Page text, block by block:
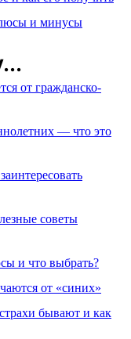
и минусы
от гражданско-
— что это
советы
и что выбрать?
от «синих»
бывают и как